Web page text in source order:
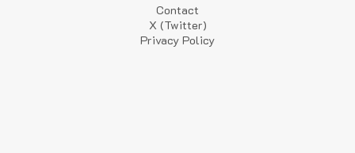
Contact
X (Twitter)
Privacy Policy